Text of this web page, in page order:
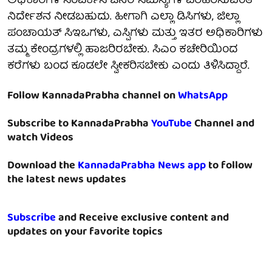
ನಿರ್ದೇಶನ ನೀಡಬಹುದು. ಹೀಗಾಗಿ ಎಲ್ಲಾ ಡಿಸಿಗಳು, ಜಿಲ್ಲಾ
ಪಂಚಾಯತ್ ಸಿಇಒಗಳು, ಎಸ್ಪಿಗಳು ಮತ್ತು ಇತರ ಅಧಿಕಾರಿಗಳು
ತಮ್ಮ ಕೇಂದ್ರಗಳಲ್ಲಿ ಹಾಜರಿರಬೇಕು. ಸಿಎಂ ಕಚೇರಿಯಿಂದ
ಕರೆಗಳು ಬಂದ ಕೂಡಲೇ ಸ್ವೀಕರಿಸಬೇಕು ಎಂದು ತಿಳಿಸಿದ್ದಾರೆ.
Follow KannadaPrabha channel onWhatsApp
Subscribe to KannadaPrabhaYouTubeChannel and
watch Videos
Download theKannadaPrabha News appto follow
the latest news updates
Subscribeand Receive exclusive content and
updates on your favorite topics